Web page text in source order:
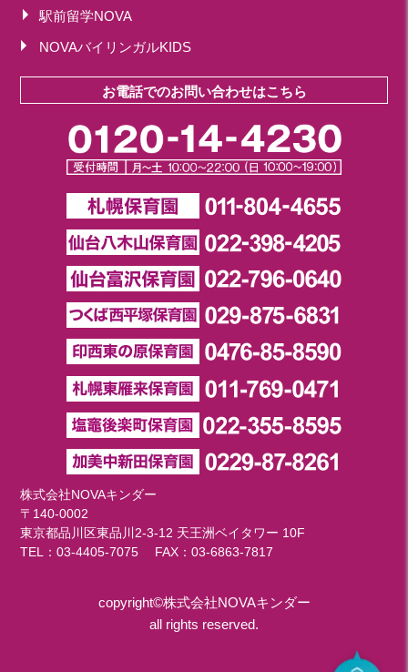
駅前留学NOVA
NOVAバイリンガルKIDS
お電話でのお問い合わせはこちら
株式会社NOVAキンダー
〒140-0002
東京都品川区東品川2-3-12 天王洲ベイタワー 10F
TEL：03-4405-7075 FAX：03-6863-7817
copyright©株式会社NOVAキンダー
all rights reserved.